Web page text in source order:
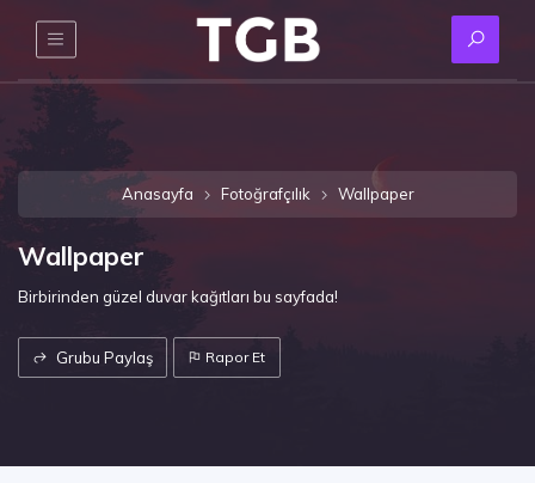
Anasayfa Fotoğrafçılık Wallpaper
Wallpaper
Birbirinden güzel duvar kağıtları bu sayfada!
Grubu Paylaş Rapor Et